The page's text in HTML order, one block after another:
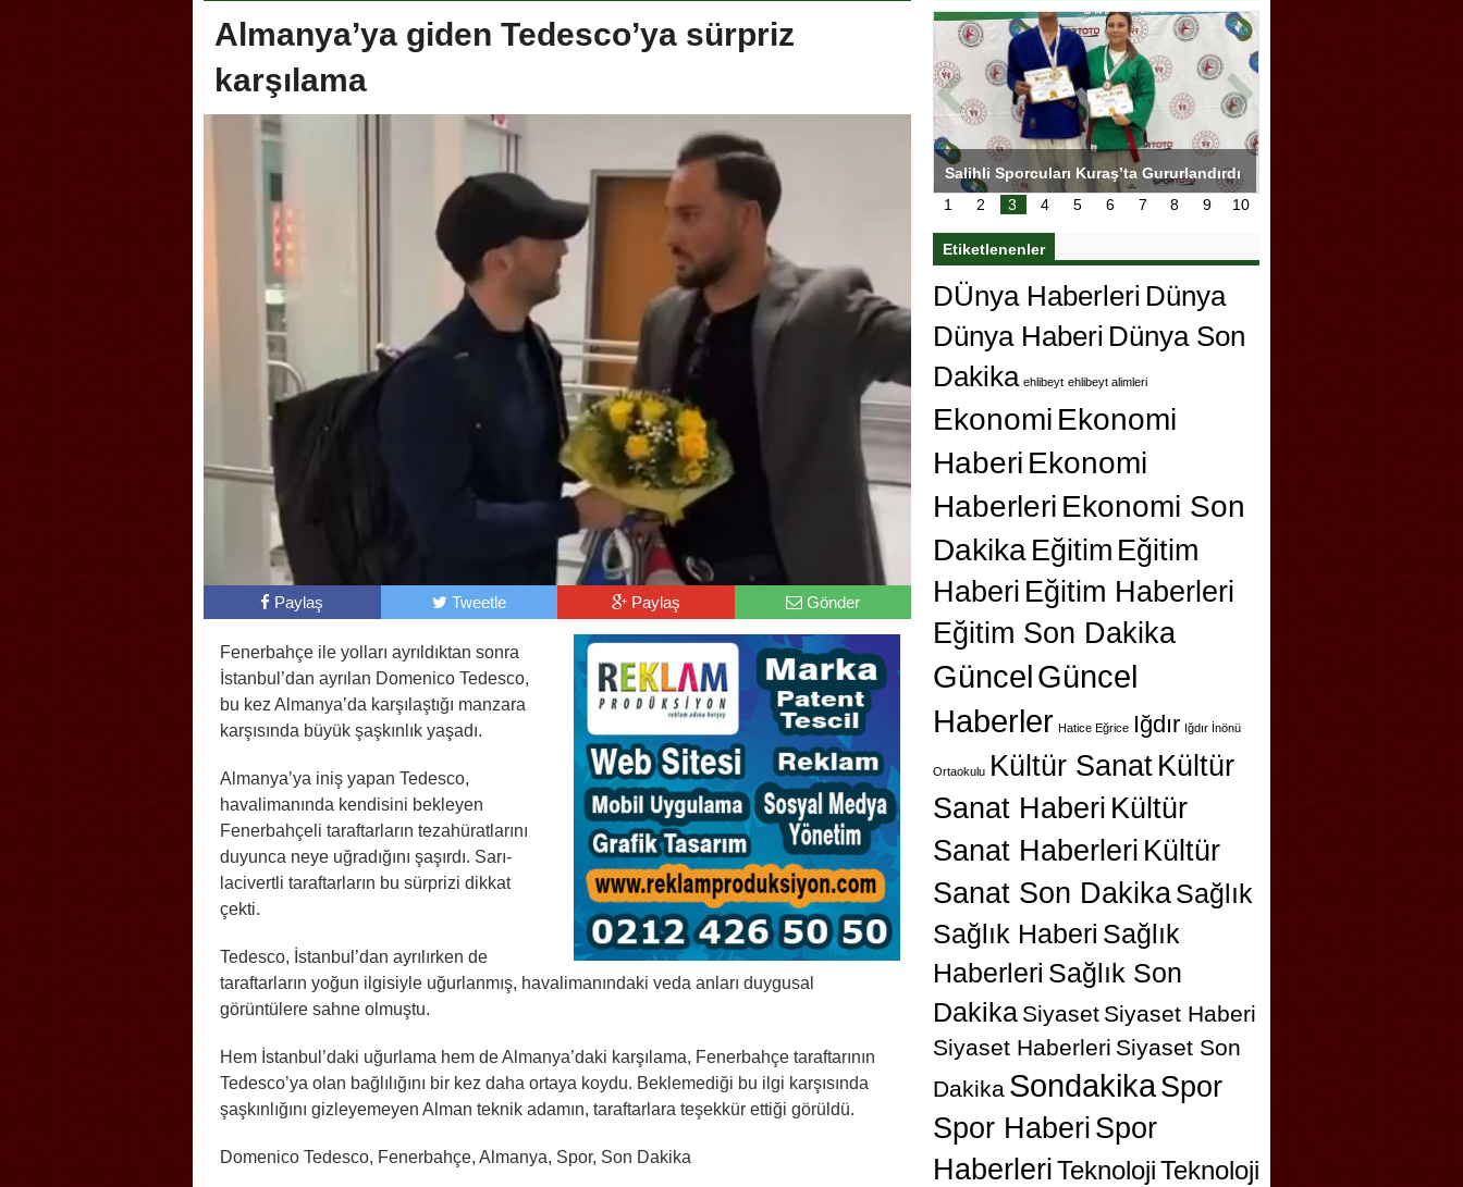
Almanya’ya giden Tedesco’ya sürpriz
karşılama
Paylaş Tweetle Paylaş Gönder
Fenerbahçe ile yolları ayrıldıktan sonra
İstanbul’dan ayrılan Domenico Tedesco,
bu kez Almanya’da karşılaştığı manzara
karşısında büyük şaşkınlık yaşadı.
Almanya’ya iniş yapan Tedesco,
havalimanında kendisini bekleyen
Fenerbahçeli taraftarların tezahüratlarını
duyunca neye uğradığını şaşırdı. Sarı-
lacivertli taraftarların bu sürprizi dikkat
çekti.
Tedesco, İstanbul’dan ayrılırken de
taraftarların yoğun ilgisiyle uğurlanmış, havalimanındaki veda anları duygusal
görüntülere sahne olmuştu.
Hem İstanbul’daki uğurlama hem de Almanya’daki karşılama, Fenerbahçe taraftarının
Tedesco’ya olan bağlılığını bir kez daha ortaya koydu. Beklemediği bu ilgi karşısında
şaşkınlığını gizleyemeyen Alman teknik adamın, taraftarlara teşekkür ettiği görüldü.
Domenico Tedesco, Fenerbahçe, Almanya, Spor, Son Dakika
Askerlik şakası Dünya Kupası’nı
karıştırdı! Güney Kore’den sert karar
Antrenörlüğe ”Hayır” diyen Mertens,
Galatasaray’dan bakın ne istedi
Salihli Sporcuları Kuraş’ta Gururlandırdı
1 2 3 4 5 6 7 8 9 10
Etiketlenenler
DÜnya Haberleri Dünya
Dünya Haberi Dünya Son
Dakika ehlibeyt ehlibeyt alimleri
Ekonomi Ekonomi
Haberi Ekonomi
Haberleri Ekonomi Son
Dakika Eğitim Eğitim
Haberi Eğitim Haberleri
Eğitim Son Dakika
GüncelGüncel
Haberler Hatice Eğrice Iğdır Iğdır İnönü
Ortaokulu Kültür SanatKültür
Sanat Haberi Kültür
Sanat Haberleri Kültür
Sanat Son DakikaSağlık
Sağlık Haberi Sağlık
Haberleri Sağlık Son
Dakika Siyaset Siyaset Haberi
Siyaset Haberleri Siyaset Son
Dakika SondakikaSpor
Spor Haberi Spor
HaberleriTeknolojiTeknoloji